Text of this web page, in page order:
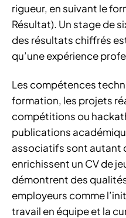
rigueur, en suivant le
Résultat). Un stage de
des résultats chiffrés
qu’une expérience
Les compétences
formation, les projets
compétitions ou
publications
associatifs sont autant
enrichissent un CV de
démontrent des
employeurs comme
travail en équipe et la